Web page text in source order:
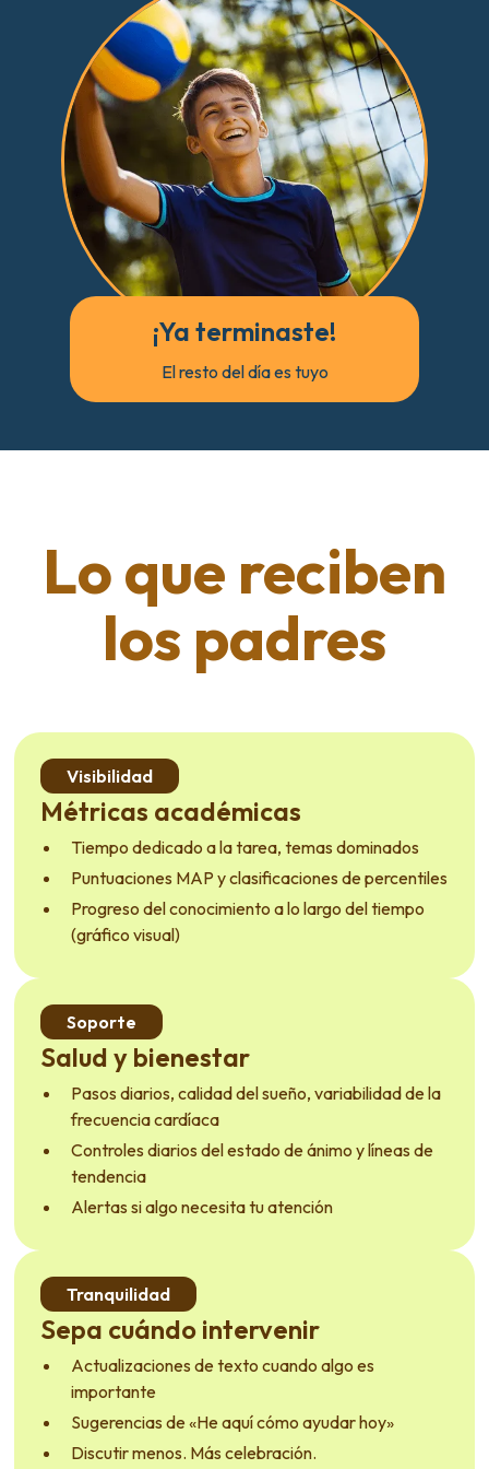
¡Ya terminaste!
El resto del día es tuyo
Lo que reciben
los padres
Visibilidad
Métricas académicas
Tiempo dedicado a la tarea, temas dominados
Puntuaciones MAP y clasificaciones de percentiles
Progreso del conocimiento a lo largo del tiempo
(gráfico visual)
Soporte
Salud y bienestar
Pasos diarios, calidad del sueño, variabilidad de la
frecuencia cardíaca
Controles diarios del estado de ánimo y líneas de
tendencia
Alertas si algo necesita tu atención
Tranquilidad
Sepa cuándo intervenir
Actualizaciones de texto cuando algo es
importante
Sugerencias de «He aquí cómo ayudar hoy»
Discutir menos. Más celebración.